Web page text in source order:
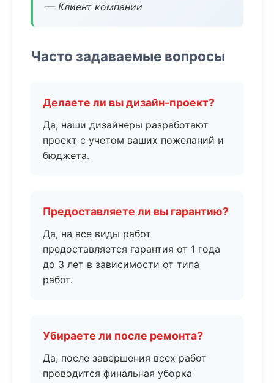
— Клиент компании
Часто задаваемые вопросы
Делаете ли вы дизайн-проект?
Да, наши дизайнеры разработают
проект с учетом ваших пожеланий и
бюджета.
Предоставляете ли вы гарантию?
Да, на все виды работ
предоставляется гарантия от 1 года
до 3 лет в зависимости от типа
работ.
Убираете ли после ремонта?
Да, после завершения всех работ
проводится финальная уборка